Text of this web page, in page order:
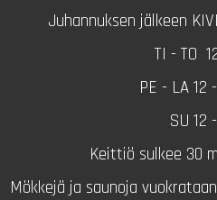
Juhannuksen jälkeen
TI - TO
PE - LA 12
SU 12
Keittiö sulkee 30
Mökkejä ja saunoja